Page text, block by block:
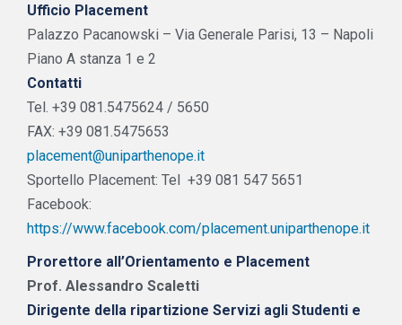
Ufficio Placement
Palazzo Pacanowski – Via Generale Parisi, 13 – Napoli
Piano A stanza 1 e 2
Contatti
Tel. +39 081.5475624 / 5650
FAX: +39 081.5475653
placement@uniparthenope.it
Sportello Placement: Tel +39 081 547 5651
Facebook:
https://www.facebook.com/placement.uniparthenope.it
Prorettore all’Orientamento e Placement
Prof. Alessandro Scaletti
Dirigente della ripartizione Servizi agli Studenti e